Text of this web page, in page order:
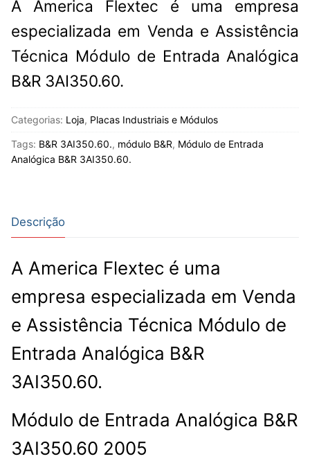
A America Flextec é uma empresa
especializada em Venda e Assistência
Técnica Módulo de Entrada Analógica
B&R 3AI350.60.
Categorias: Loja, Placas Industriais e Módulos
Tags: B&R 3AI350.60., módulo B&R, Módulo de Entrada
Analógica B&R 3AI350.60.
Descrição
A America Flextec é uma
empresa especializada em Venda
e Assistência Técnica Módulo de
Entrada Analógica B&R
3AI350.60.
Módulo de Entrada Analógica B&R
3AI350.60 2005